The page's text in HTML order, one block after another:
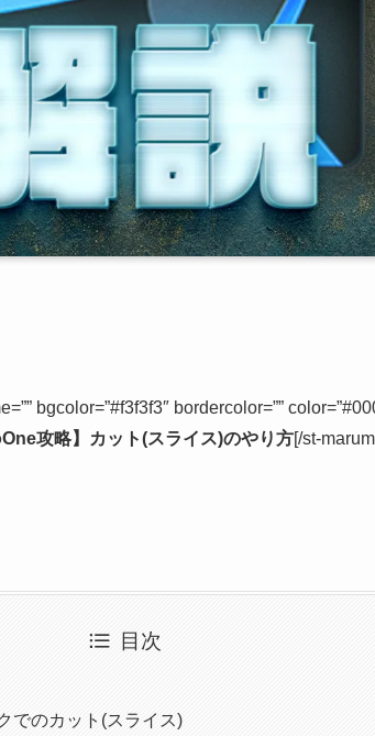
bgcolor=”#f3f3f3″ bordercolor=””
攻略】カット(スライス)のやり方[/st-
目次
でのカット(スライス)